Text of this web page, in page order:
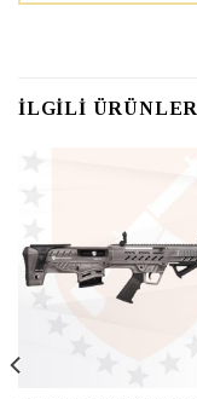
İLGILI ÜRÜNLER